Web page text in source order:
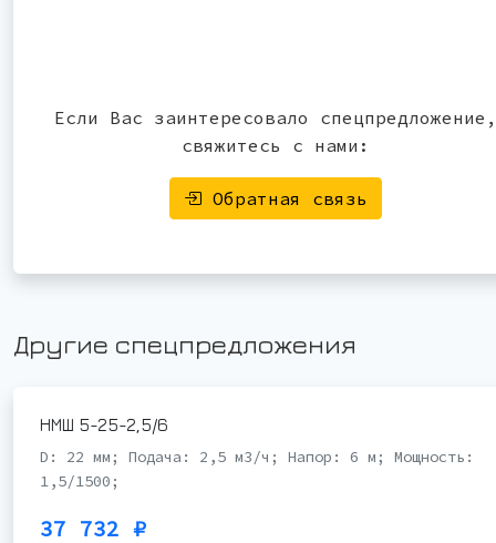
Если Вас заинтересовало спецпредложение,
свяжитесь с нами:
Обратная связь
Другие спецпредложения
НМШ 5-25-2,5/6
D: 22 мм; Подача: 2,5 м3/ч; Напор: 6 м; Мощность:
1,5/1500;
37 732 ₽